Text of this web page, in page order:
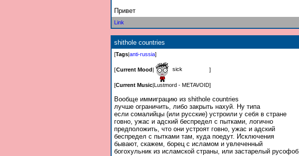
Привет
Link
shithole countries
[Tags|anti-russia]
[Current Mood| sick ]
[Current Music|Lustmord - METAVOID]
Вообще иммиграцию из shithole countries
лучше ограничить, либо закрыть нахуй. Ну типа
если сомалийцы (или русские) устроили у себя в стране
говно, ужас и адский беспредел с пытками, логично
предположить, что они устроят говно, ужас и адский
беспредел с пытками там, куда поедут. Исключения
бывают, скажем, борец с исламом и увлеченный
богохульник из исламской страны, или застарелый русофоб,